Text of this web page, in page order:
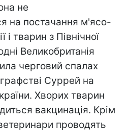
не
на постачання м'ясо-
і тварин з Північної
Великобританія
черговий спалах
Суррей на
Хворих тварин
вакцинація. Крім
проводять